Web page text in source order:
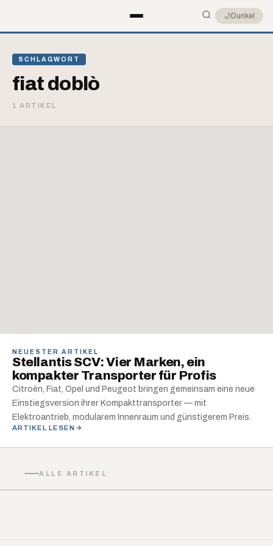
🌙Dunkel
SCHLAGWORT
fiat doblò
1 ARTIKEL
NEUESTER ARTIKEL
Stellantis SCV: Vier Marken, ein
kompakter Transporter für Profis
Citroën, Fiat, Opel und Peugeot bringen gemeinsam eine neue
Einstiegsversion ihrer Kompakttransporter — mit
Elektroantrieb, modularem Innenraum und günstigerem Preis.
ARTIKEL LESEN
ALLE ARTIKEL